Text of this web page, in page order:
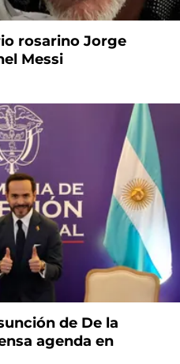
rosarino Jorge
Messi
de De la
agenda en